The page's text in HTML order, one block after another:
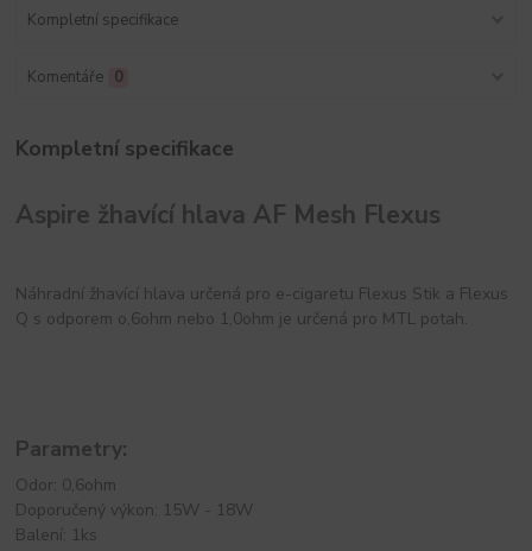
Kompletní specifikace
Komentáře 0
Kompletní specifikace
Aspire žhavící hlava AF Mesh Flexus
Náhradní žhavící hlava určená pro e-cigaretu Flexus Stik a Flexus
Q s odporem o,6ohm nebo 1,0ohm je určená pro MTL potah.
Parametry:
Odor: 0,6ohm
Doporučený výkon: 15W - 18W
Balení: 1ks